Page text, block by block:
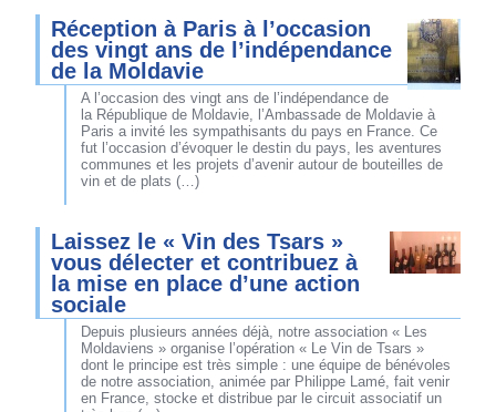
Réception à Paris à l’occasion
des vingt ans de l’indépendance
de la Moldavie
A l’occasion des vingt ans de l’indépendance de
la République de Moldavie, l’Ambassade de Moldavie à
Paris a invité les sympathisants du pays en France. Ce
fut l’occasion d’évoquer le destin du pays, les aventures
communes et les projets d’avenir autour de bouteilles de
vin et de plats (…)
Laissez le « Vin des Tsars »
vous délecter et contribuez à
la mise en place d’une action
sociale
Depuis plusieurs années déjà, notre association « Les
Moldaviens » organise l’opération « Le Vin de Tsars »
dont le principe est très simple : une équipe de bénévoles
de notre association, animée par Philippe Lamé, fait venir
en France, stocke et distribue par le circuit associatif un